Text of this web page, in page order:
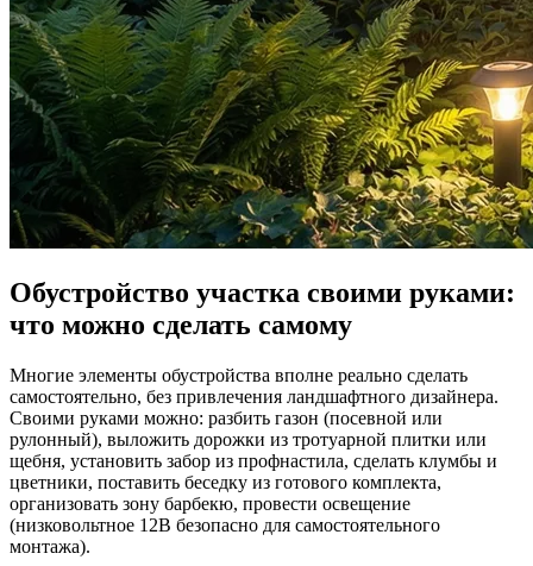
Обустройство участка своими руками:
что можно сделать самому
Многие элементы обустройства вполне реально сделать
самостоятельно, без привлечения ландшафтного дизайнера.
Своими руками можно: разбить газон (посевной или
рулонный), выложить дорожки из тротуарной плитки или
щебня, установить забор из профнастила, сделать клумбы и
цветники, поставить беседку из готового комплекта,
организовать зону барбекю, провести освещение
(низковольтное 12В безопасно для самостоятельного
монтажа).